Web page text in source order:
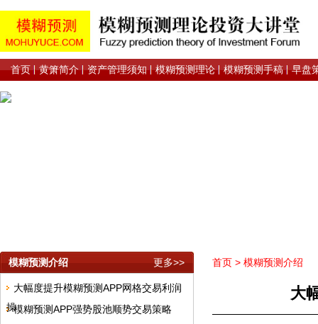
首页 黄箫简介 资产管理须知 模糊预测理论 模糊预测手稿 早盘
模糊预测介绍 更多>>
大幅度提升模糊预测APP网格交易利润
操模糊预测APP强势股池顺势交易策略
首页 > 模糊预测介绍
大